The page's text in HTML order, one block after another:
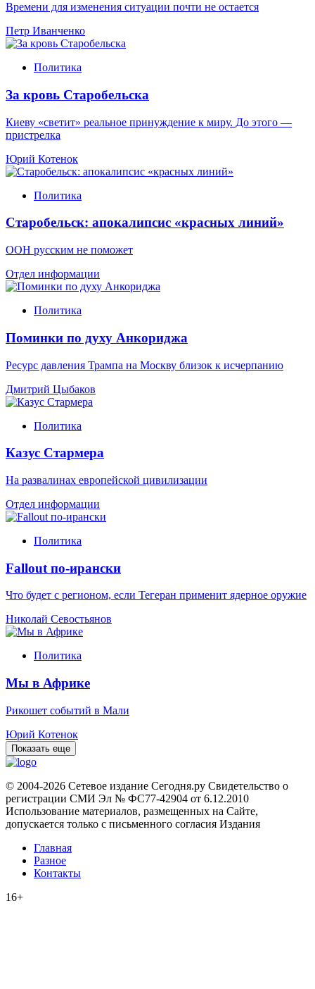
Времени для изменения ситуации почти не остается
Петр Иванченко
Политика
За кровь Старобельска
Киеву «светит» реальное принуждение к миру. До этого —
пристрелка
Юрий Котенок
Политика
Старобельск: апокалипсис «красных линий»
ООН русским не поможет
Отдел информации
Политика
Поминки по духу Анкориджа
Ресурс давления Трампа на Москву близок к исчерпанию
Дмитрий Цыбаков
Политика
Казус Стармера
На развалинах европейской цивилизации
Отдел информации
Политика
Fallout по-ирански
Что будет с регионом, если Тегеран применит ядерное оружие
Николай Севостьянов
Политика
Мы в Африке
Рикошет событий в Мали
Юрий Котенок
Показать еще
© 2004-2026 Сетевое издание Сегодня.ру Свидетельство о
регистрации СМИ Эл № ФС77-42904 от 6.12.2010
Использование материалов, размещенных на Сайте,
допускается только с письменного согласия Издания
Главная
Разное
Контакты
16+